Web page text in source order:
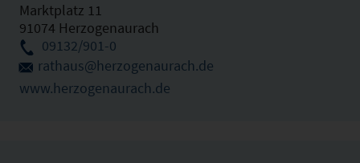
Marktplatz 11
91074 Herzogenaurach
09132/901-0
rathaus@herzogenaurach.de
www.herzogenaurach.de